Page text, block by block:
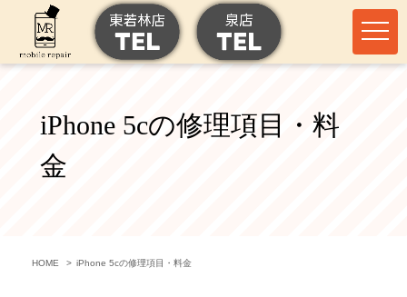
iPhone 5cの修理項目・料
金
HOME iPhone 5cの修理項目・料金